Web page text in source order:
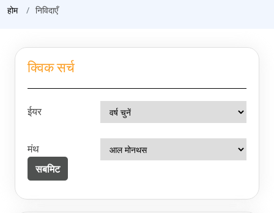
होम निविदाएँ
क्विक सर्च
ईयर
मंथ